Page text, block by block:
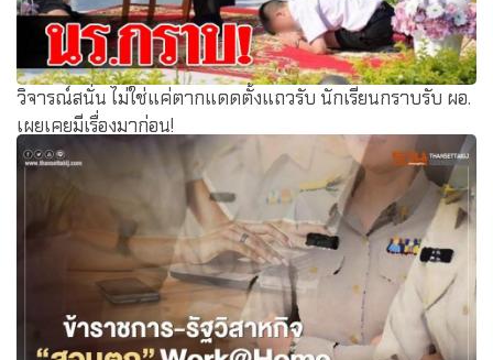
วิจารณ์สนั่น ไม่ใช่แค่ตากแดดตั้งแถวรับ นักเรียนกราบรับ ผอ.
เผยเคยมีเรื่องมาก่อน!